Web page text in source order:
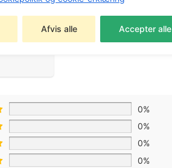
Afvis alle Accepter alle
0%
0%
0%
0%